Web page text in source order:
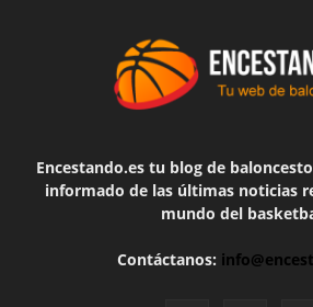
Encestando.es tu blog de
informado de las últimas noticias
mundo del
Contáctanos: